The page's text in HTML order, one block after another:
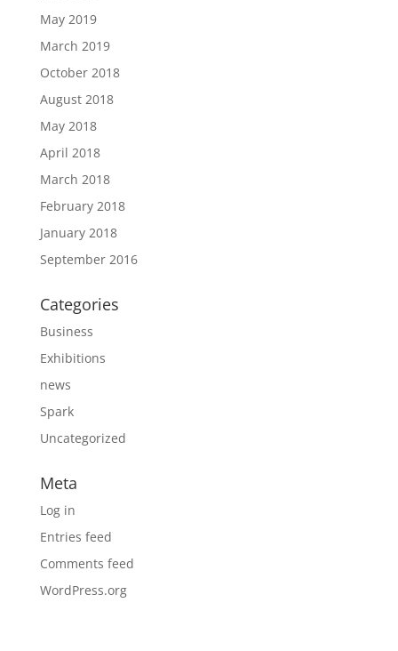
May 2019
March 2019
October 2018
August 2018
May 2018
April 2018
March 2018
February 2018
January 2018
September 2016
Categories
Business
Exhibitions
news
Spark
Uncategorized
Meta
Log in
Entries feed
Comments feed
WordPress.org